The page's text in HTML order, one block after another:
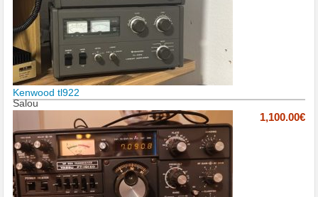
Kenwood tl922
Salou
1,100.00€